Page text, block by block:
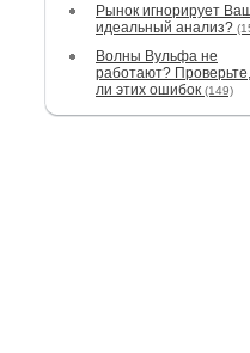
Рынок игнорирует
идеальный анализ?
Волны Вульфа не
работают?
ли этих ошибок (149)